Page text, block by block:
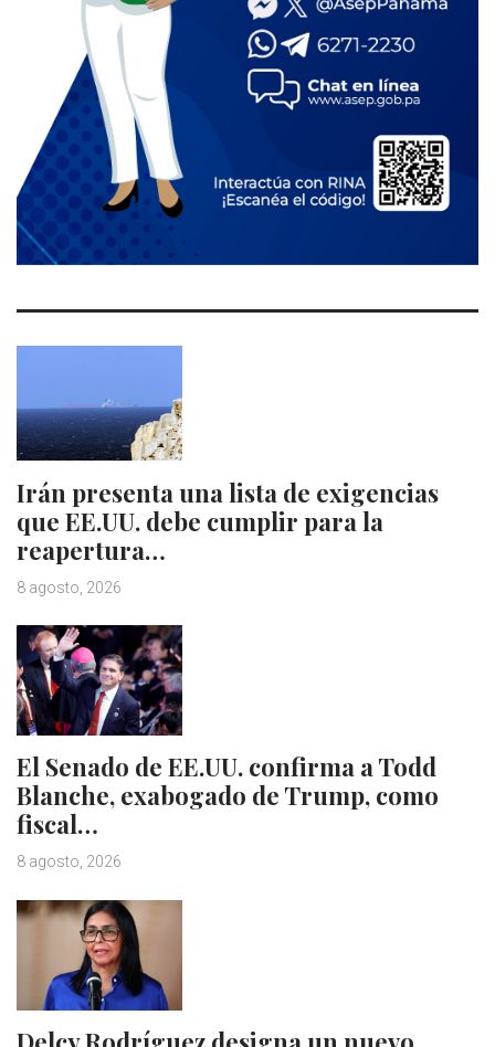
Irán presenta una lista de exigencias
que EE.UU. debe cumplir para la
reapertura…
8 agosto, 2026
El Senado de EE.UU. confirma a Todd
Blanche, exabogado de Trump, como
fiscal…
8 agosto, 2026